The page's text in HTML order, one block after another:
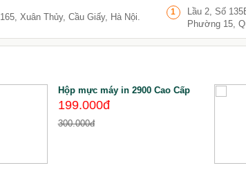
Xuân Thủy, Cầu Giấy, Hà Nội. 1
Lầu 2, Số
Phường 15,
Hộp mực máy in 2900 Cao Cấp
199.000đ
300.000đ